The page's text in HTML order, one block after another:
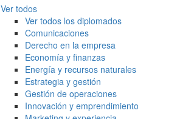
Ver todos
Ver todos los diplomados
Comunicaciones
Derecho en la empresa
Economía y finanzas
Energía y recursos naturales
Estrategia y gestión
Gestión de operaciones
Innovación y emprendimiento